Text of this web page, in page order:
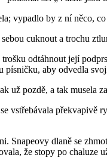
vypadlo by z ní něco,
cuknout a trochu
odtáhnout její
aby odvedla
už pozdě, a tak musela
vstřebávala
Snapeovy dlaně se
že stopy po